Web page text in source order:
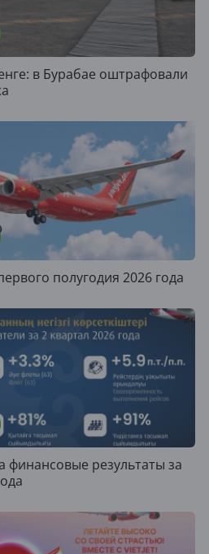
в Бурабае оштрафовали
полугодия 2026 года
финансовые результаты за